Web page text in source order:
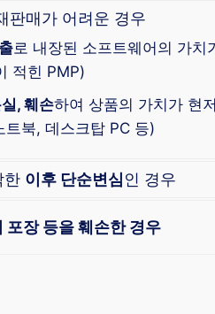
판매가 어려운 경우
로 내장된 소프트웨어의 가치
적힌 PMP)
, 훼손하여 상품의 가치가 현
북, 데스크탑 PC 등)
한 이후 단순변심인 경우
포장 등을 훼손한 경우